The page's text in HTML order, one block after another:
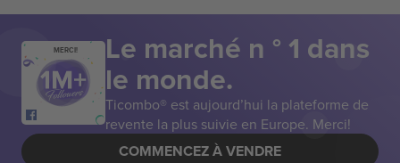
MERCI! Le marché n ° 1 dans
le monde.
Ticombo® est aujourd’hui la plateforme de
revente la plus suivie en Europe. Merci!
COMMENCEZ À VENDRE